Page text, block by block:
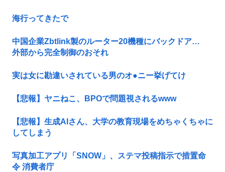
海行ってきたで
中国企業Zbtlink製のルーター20機種にバックドア…
外部から完全制御のおそれ
実は女に勘違いされている男のオ●ニー挙げてけ
【悲報】ヤニねこ、BPOで問題視されるwww
【悲報】生成AIさん、大学の教育現場をめちゃくちゃに
してしまう
写真加工アプリ「SNOW」、ステマ投稿指示で措置命
令 消費者庁